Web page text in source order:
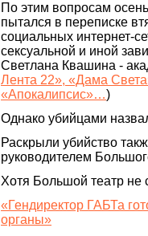
По этим вопросам
пытался в переписке
социальных интернет-
сексуальной и иной
Светлана Квашина -
Лента 22», «Дама
«Апокалипсис»…)
Однако убийцами
Раскрыли убийство
руководителем
Хотя Большой театр не
«Гендиректор ГАБТа
органы»